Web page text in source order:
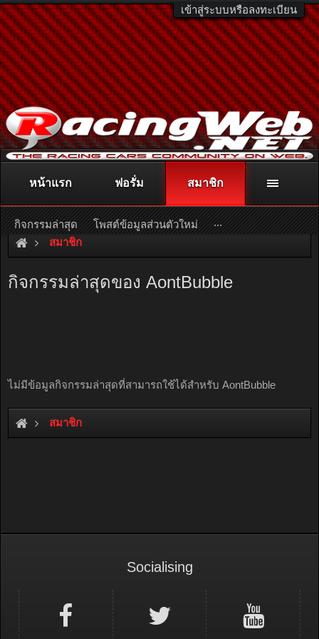
เข้าสู่ระบบหรือลงทะเบียน
ติดต่อลงโฆษณา racingweb@gmail.comหรือโทร. 081-811-1138
หรืออ่านรายละเอียดเพิ่มเติม คลิกที่นี่
สมาชิก
กิจกรรมล่าสุดของ AontBubble
ไม่มีข้อมูลกิจกรรมล่าสุดที่สามารถใช้ได้สำหรับ AontBubble
สมาชิก
หน้าแรก ฟอรั่ม สมาชิก
กิจกรรมล่าสุด โพสต์ข้อมูลส่วนตัวใหม่ ...
Socialising